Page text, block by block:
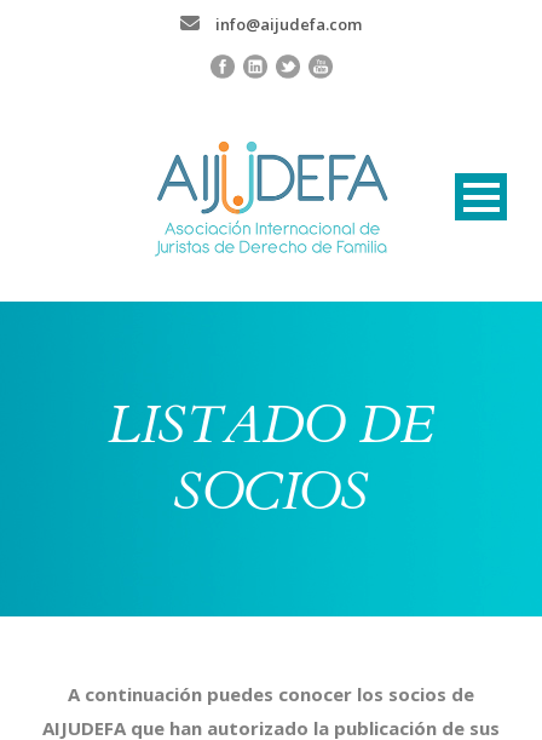
info@aijudefa.com
LISTADO DE
SOCIOS
A continuación puedes conocer los socios de
AIJUDEFA que han autorizado la publicación de sus